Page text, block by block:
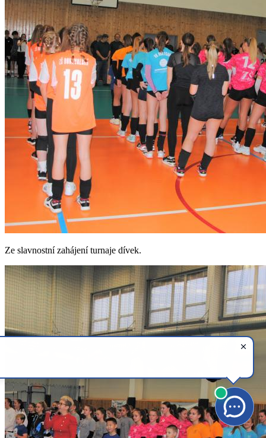
Ze slavnostní zahájení turnaje dívek.